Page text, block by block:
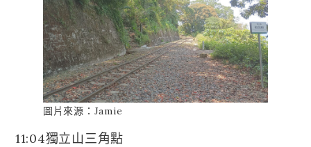
圖片來源：Jamie
11:04獨立山三角點